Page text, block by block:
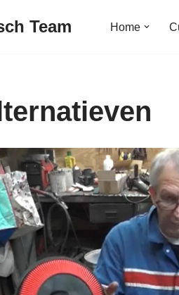
Team Home